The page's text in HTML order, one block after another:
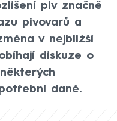
piv značně
pivovarů a
v nejbližší
diskuze o
daně.